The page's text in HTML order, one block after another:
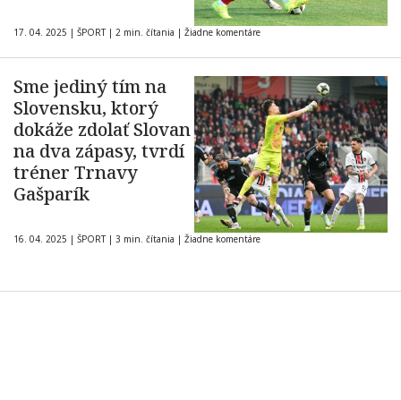
17. 04. 2025 | ŠPORT | 2 min. čítania | Žiadne komentáre
Sme jediný tím na
Slovensku, ktorý
dokáže zdolať Slovan
na dva zápasy, tvrdí
tréner Trnavy
Gašparík
16. 04. 2025 | ŠPORT | 3 min. čítania | Žiadne komentáre